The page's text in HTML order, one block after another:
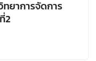
ยาการจัดการ
2